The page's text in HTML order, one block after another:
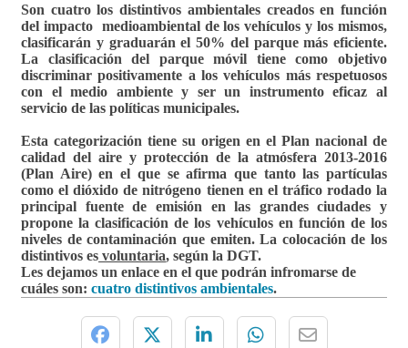
Son cuatro los distintivos ambientales creados en función
del impacto medioambiental de los vehículos y los mismos,
clasificarán y graduarán el 50% del parque más eficiente.
La clasificación del parque móvil tiene como objetivo
discriminar positivamente a los vehículos más respetuosos
con el medio ambiente y ser un instrumento eficaz al
servicio de las políticas municipales.
Esta categorización tiene su origen en el Plan nacional de
calidad del aire y protección de la atmósfera 2013-2016
(Plan Aire)en el que se afirma que tanto las partículas
como el dióxido de nitrógeno tienen en el tráfico rodado la
principal fuente de emisión en las grandes ciudades y
propone la clasificación de los vehículos en función de los
niveles de contaminación que emiten. La colocación de los
distintivos es voluntaria, según la DGT.
Les dejamos un enlace en el que podrán infromarse de
cuáles son: cuatro distintivos ambientales.